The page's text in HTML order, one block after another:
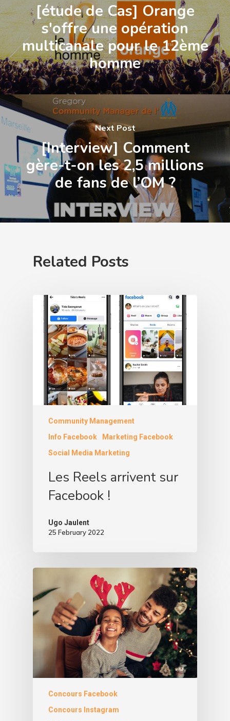
[étude de Cas] Orange
s'offre une opération
multicanale pour le 12ème
homme
Next Post
[Interview] Comment
gère-t-on les 2,5 millions
de fans de l’OM ?
Related Posts
Community Management
Info Facebook
Marketing Facebook
Social Media Marketing
Les Reels arrivent sur
Facebook !
Ugo Jaulent
25 February 2022
Concours Facebook
Concours Instagram